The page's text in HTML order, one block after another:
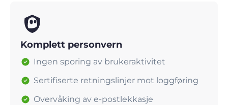
Komplett personvern
Ingen sporing av brukeraktivitet
Sertifiserte retningslinjer mot loggføring
Overvåking av e-postlekkasje